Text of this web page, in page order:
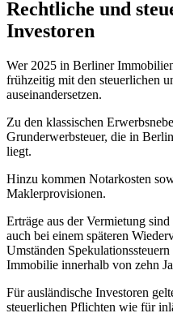
Rechtliche und
Investoren
Wer 2025 in Berliner
frühzeitig mit den steuerlichen
auseinandersetzen.
Zu den klassischen
Grunderwerbsteuer, die in
liegt.
Hinzu kommen Notarkosten
Maklerprovisionen.
Erträge aus der Vermietung
auch bei einem späteren
Umständen
Immobilie innerhalb von zehn
Für ausländische Investoren
steuerlichen Pflichten wie für